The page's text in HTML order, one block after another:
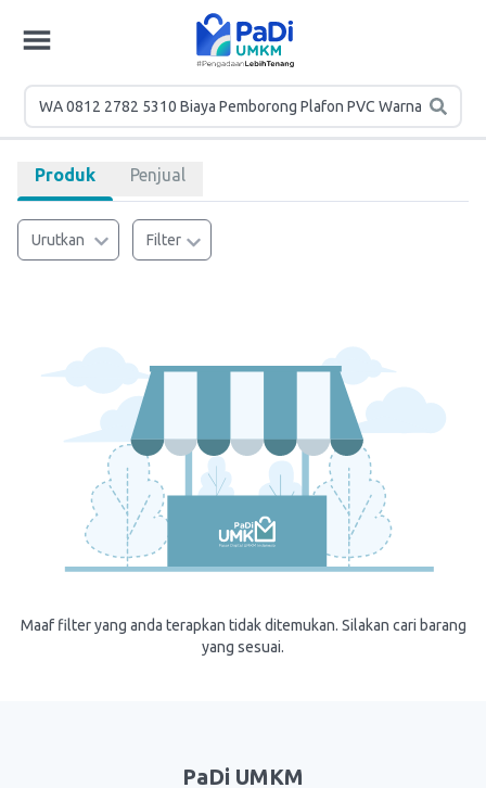
Produk Penjual
Urutkan Filter
Maaf filter yang anda terapkan tidak ditemukan. Silakan cari barang
yang sesuai.
PaDi UMKM